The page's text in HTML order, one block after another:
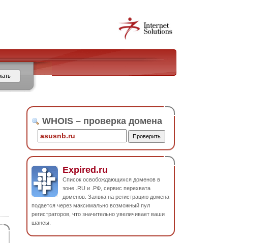
WHOIS – проверка домена
Expired.ru
Список освобождающихся доменов в
зоне .RU и .РФ, сервис перехвата
доменов. Заявка на регистрацию домена
подается через максимально возможный пул
регистраторов, что значительно увеличивает ваши
шансы.